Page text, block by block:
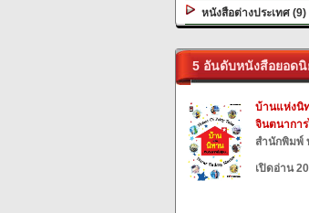
หนังสือต่างประเทศ (9)
5 อันดับหนังสือยอด
บ้านแห่งนิ
จินตนากา
สำนักพิมพ์
เปิดอ่าน